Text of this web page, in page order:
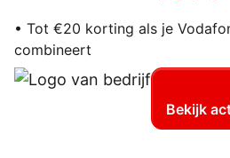
• Tot €20 korting als je
combineert
Bekijk